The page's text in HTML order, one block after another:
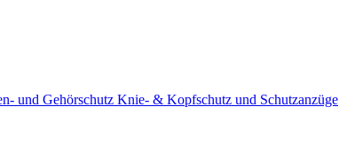
und Gehörschutz Knie- & Kopfschutz und Schutzanzüge